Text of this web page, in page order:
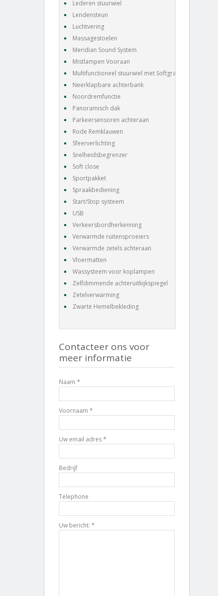
Lederen stuurwiel
Lendensteun
Luchtvering
Massagestoelen
Meridian Sound System
Mistlampen Vooraan
Multifunctioneel stuurwiel met Softgrain leder
Neerklapbare achterbank
Noordremfunctie
Panoramisch dak
Parkeersensoren achteraan
Rode Remklauwen
Sfeerverlichting
Snelheidsbegrenzer
Soft close
Sportpakket
Spraakbediening
Start/Stop systeem
USB
Verkeersbordherkenning
Verwarmde ruitensproeiers
Verwarmde zetels achteraan
Vloermatten
Wassysteem voor koplampen
Zelfdimmende achteruitkijkspiegel
Zetelverwarming
Zwarte Hemelbekleding
Contacteer ons voor
meer informatie
Naam *
Voornaam *
Uw email adres *
Bedrijf
Telephone
Uw bericht: *